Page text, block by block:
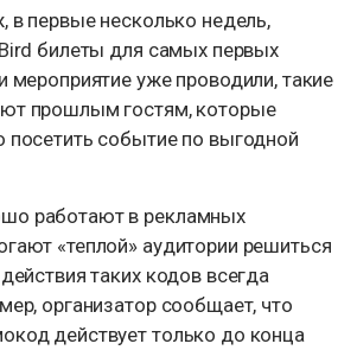
в первые несколько недель,
билеты для самых первых
мероприятие уже проводили, такие
прошлым гостям, которые
посетить событие по выгодной
работают в рекламных
«теплой» аудитории решиться
таких кодов всегда
организатор сообщает, что
действует только до конца